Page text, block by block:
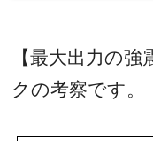
【最大出力の
クの考察です。